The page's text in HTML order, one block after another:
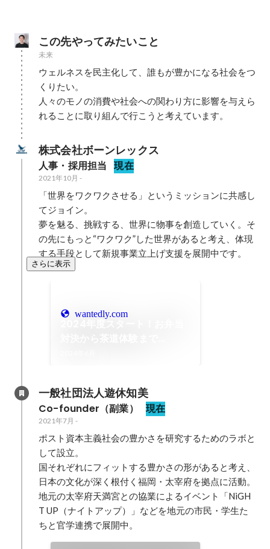
この先やってみたいこと
未来
ウェルネスを民主化して、誰もが豊かになる社会をつ
くりたい。
人々のモノの消費や社会への関わり方に影響を与えら
れることに取り組んで行こうと考えています。
株式会社ボーンレックス
人事・採用担当 現在
2021年10月 -
「世界をワクワクさせる」というミッションに共感し
てジョイン。
夢を魅る、挑戦する、世界に物事を創造していく。そ
の先にもっと“ワクワク”した世界があると考え、体現
する手段として新規事業立上げ支援を展開中です。
さらに表示
wantedly.com
一般社団法人遊休知美
Co-founder（副業） 現在
2021年7月 -
ポスト資本主義社会の豊かさを研究するためのラボと
して設立。
国それぞれにフィットする豊かさの形があると考え、
日本の文化が深く根付く福岡・太宰府を拠点に活動。
地元の太宰府天満宮との協業によるイベント「NiGH
T UP（ナイトアップ）」などを地元の市民・学生た
ちと官学連携で展開中。